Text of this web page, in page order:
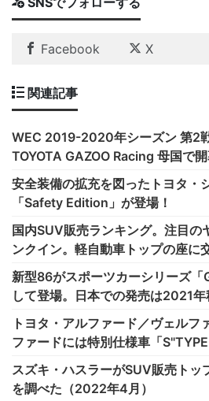
Facebook X
関連記事
WEC 2019-2020年シーズン 第2
TOYOTA GAZOO Racing 母国で開
安全装備の拡充を図ったトヨタ・
「Safety Edition」が登場！
国内SUV販売ランキング。注目の
ンクイン。軽自動車トップの座に
新型86がスポーツカーシリーズ「
して登場。日本での発売は2021
トヨタ・アルファード／ヴェルフ
ファードには特別仕様車「
スズキ・ハスラーがSUV販売トッ
を調べた（2022年4月）